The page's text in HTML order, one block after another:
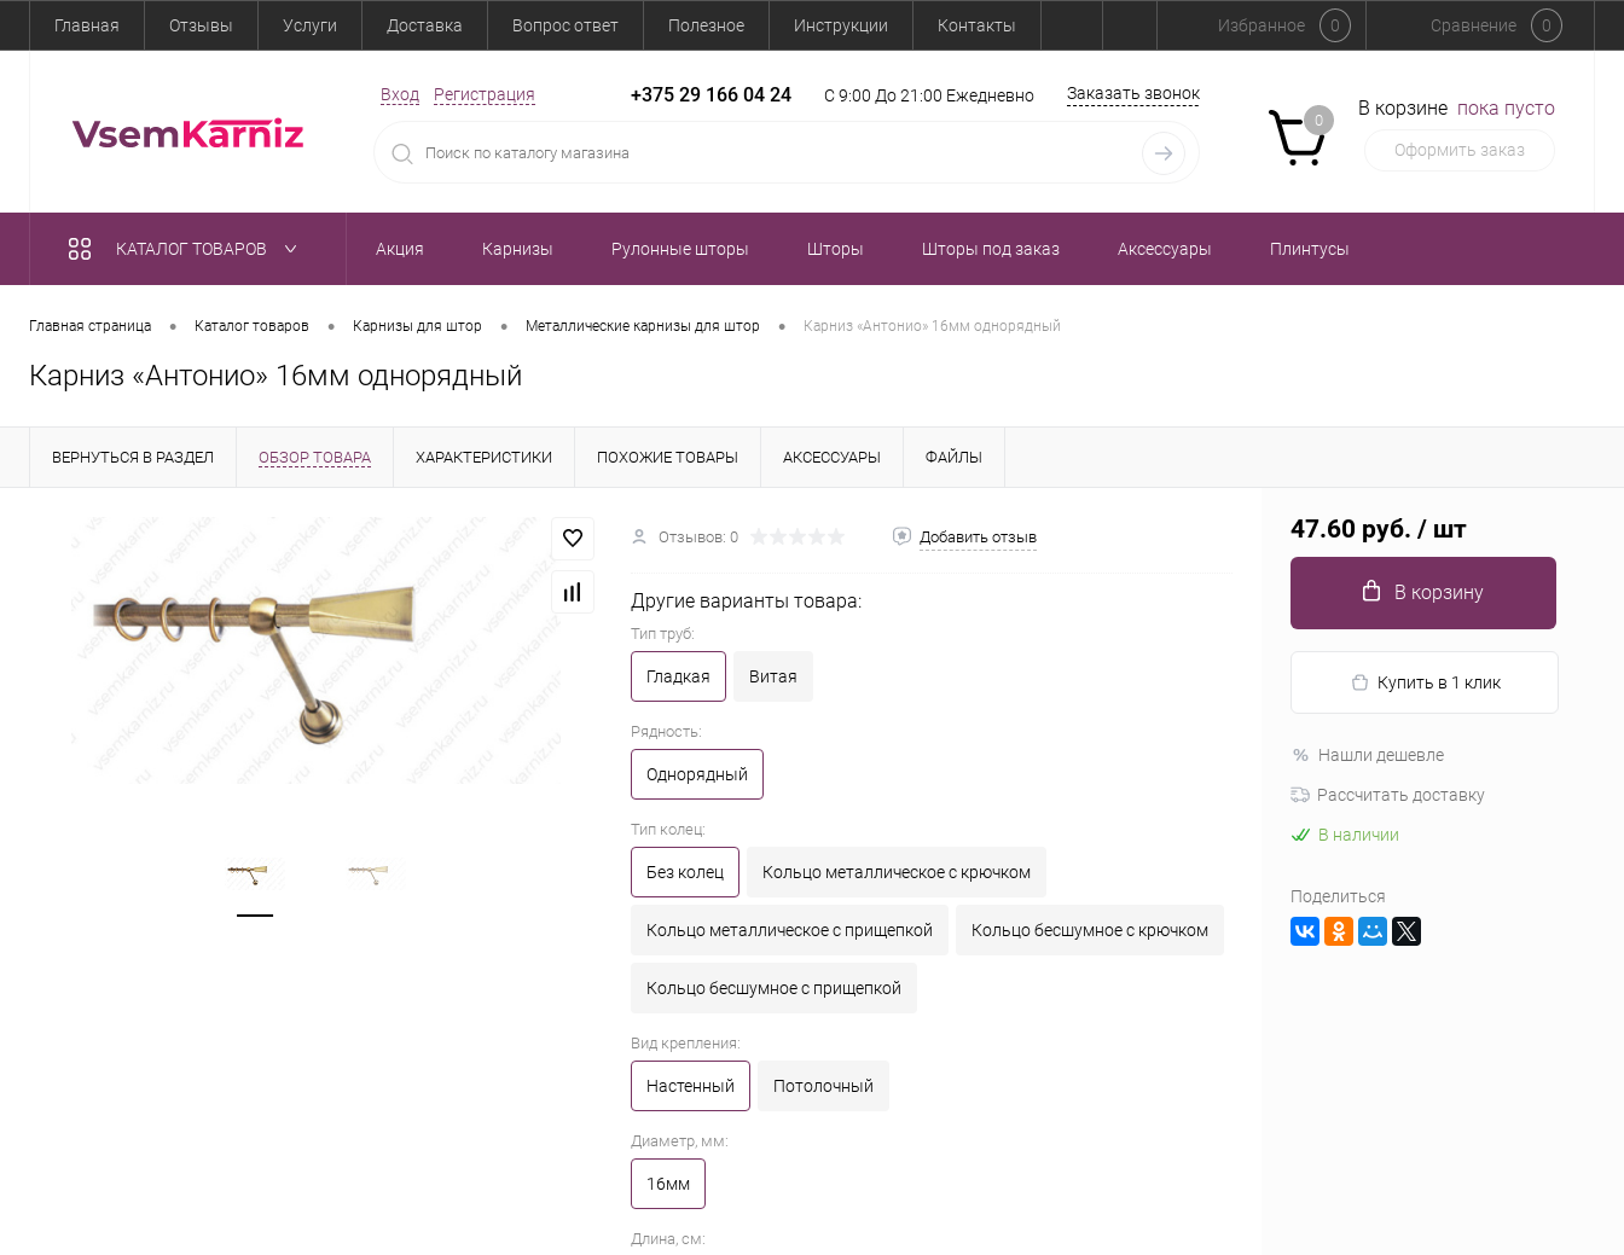
Главная Отзывы Услуги Доставка Вопрос ответ Полезное Инструкции Контакты Избранное 0 Сравнение 0
Вход Регистрация +375 29 166 04 24 С 9:00 До 21:00 Ежедневно Заказать звонок
0
В корзине пока пусто
Оформить заказ
КАТАЛОГ ТОВАРОВ Акция Карнизы Рулонные шторы Шторы Шторы под заказ Аксессуары Плинтусы
Главная страница • Каталог товаров • Карнизы для штор • Металлические карнизы для штор • Карниз «Антонио» 16мм однорядный
Карниз «Антонио» 16мм однорядный
ВЕРНУТЬСЯ В РАЗДЕЛ ОБЗОР ТОВАРА ХАРАКТЕРИСТИКИ ПОХОЖИЕ ТОВАРЫ АКСЕССУАРЫ ФАЙЛЫ
Отзывов: 0 Добавить отзыв
Другие варианты товара:
Тип труб:
Гладкая Витая
Рядность:
Однорядный
Тип колец:
Без колец Кольцо металлическое с крючком
Кольцо металлическое с прищепкой Кольцо бесшумное с крючком
Кольцо бесшумное с прищепкой
Вид крепления:
Настенный Потолочный
Диаметр, мм:
16мм
Длина, см:
47.60 руб. / шт
В корзину
Купить в 1 клик
Нашли дешевле
Рассчитать доставку
В наличии
Поделиться